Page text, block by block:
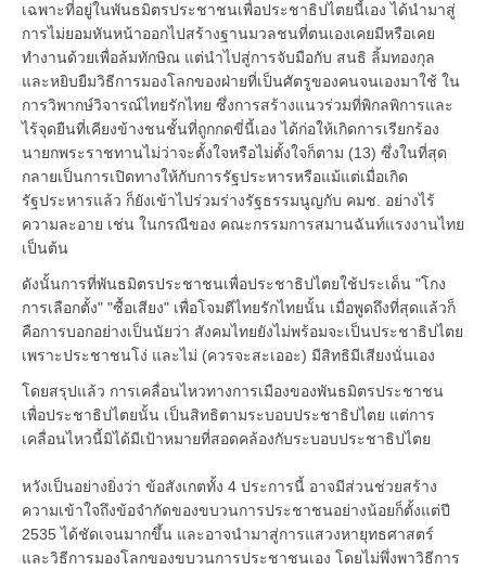
เฉพาะที่อยู่ในพันธมิตรประชาชนเพื่อประชาธิปไตยนี้เอง ได้นำมาสู่
การไม่ยอมหันหน้าออกไปสร้างฐานมวลชนที่ตนเองเคยมีหรือเคย
ทำงานด้วยเพื่อล้มทักษิณ แต่นำไปสู่การจับมือกับ สนธิ ลิ้มทองกุล
และหยิบยืมวิธีการมองโลกของฝ่ายที่เป็นศัตรูของคนจนเองมาใช้ ใน
การวิพากษ์วิจารณ์ไทยรักไทย ซึ่งการสร้างแนวร่วมที่พิกลพิการและ
ไร้จุดยืนที่เคียงข้างชนชั้นที่ถูกกดขี่นี้เอง ได้ก่อให้เกิดการเรียกร้อง
นายกพระราชทานไม่ว่าจะตั้งใจหรือไม่ตั้งใจก็ตาม (13) ซึ่งในที่สุด
กลายเป็นการเปิดทางให้กับการรัฐประหารหรือแม้แต่เมื่อเกิด
รัฐประหารแล้ว ก็ยังเข้าไปร่วมร่างรัฐธรรมนูญกับ คมช. อย่างไร้
ความละอาย เช่น ในกรณีของ คณะกรรมการสมานฉันท์แรงงานไทย
เป็นต้น
ดังนั้นการที่พันธมิตรประชาชนเพื่อประชาธิปไตยใช้ประเด็น "โกง
การเลือกตั้ง" "ซื้อเสียง" เพื่อโจมตีไทยรักไทยนั้น เมื่อพูดถึงที่สุดแล้วก็
คือการบอกอย่างเป็นนัยว่า สังคมไทยยังไม่พร้อมจะเป็นประชาธิปไตย
เพราะประชาชนโง่ และไม่ (ควรจะสะเออะ) มีสิทธิมีเสียงนั่นเอง
โดยสรุปแล้ว การเคลื่อนไหวทางการเมืองของพันธมิตรประชาชน
เพื่อประชาธิปไตยนั้น เป็นสิทธิตามระบอบประชาธิปไตย แต่การ
เคลื่อนไหวนี้มิได้มีเป้าหมายที่สอดคล้องกับระบอบประชาธิปไตย
หวังเป็นอย่างยิ่งว่า ข้อสังเกตทั้ง 4 ประการนี้ อาจมีส่วนช่วยสร้าง
ความเข้าใจถึงข้อจำกัดของขบวนการประชาชนอย่างน้อยก็ตั้งแต่ปี
2535 ได้ชัดเจนมากขึ้น และอาจนำมาสู่การแสวงหายุทธศาสตร์
และวิธีการมองโลกของขบวนการประชาชนเอง โดยไม่พึ่งพาวิธีการ